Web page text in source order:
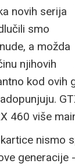
novih serija
smo
a možda
njihovih
kod ovih
460 više
nismo
generacije